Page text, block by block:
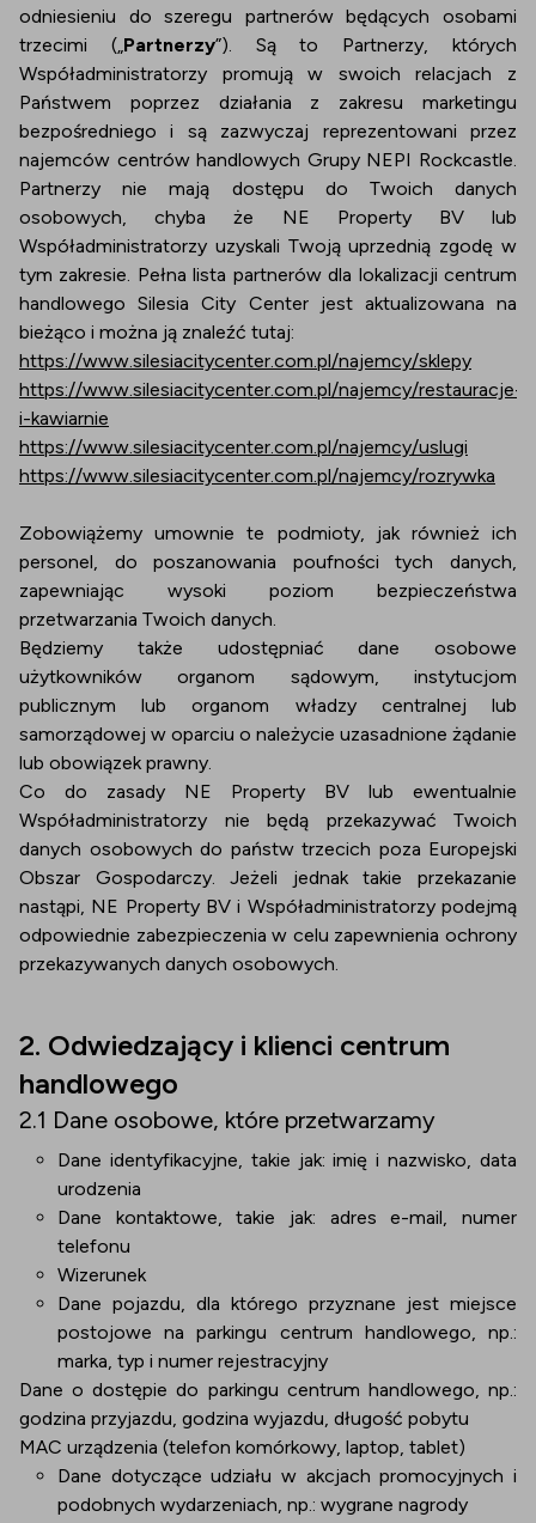
odniesieniu do szeregu partnerów będących osobami
trzecimi („Partnerzy”). Są to Partnerzy, których
Współadministratorzy promują w swoich relacjach z
Państwem poprzez działania z zakresu marketingu
bezpośredniego i są zazwyczaj reprezentowani przez
najemców centrów handlowych Grupy NEPI Rockcastle.
Partnerzy nie mają dostępu do Twoich danych
osobowych, chyba że NE Property BV lub
Współadministratorzy uzyskali Twoją uprzednią zgodę w
tym zakresie. Pełna lista partnerów dla lokalizacji centrum
handlowego Silesia City Center jest aktualizowana na
bieżąco i można ją znaleźć tutaj:
https://www.silesiacitycenter.com.pl/najemcy/sklepy
https://www.silesiacitycenter.com.pl/najemcy/restauracje-
i-kawiarnie
https://www.silesiacitycenter.com.pl/najemcy/uslugi
https://www.silesiacitycenter.com.pl/najemcy/rozrywka
Zobowiążemy umownie te podmioty, jak również ich
personel, do poszanowania poufności tych danych,
zapewniając wysoki poziom bezpieczeństwa
przetwarzania Twoich danych.
Będziemy także udostępniać dane osobowe
użytkowników organom sądowym, instytucjom
publicznym lub organom władzy centralnej lub
samorządowej w oparciu o należycie uzasadnione żądanie
lub obowiązek prawny.
Co do zasady NE Property BV lub ewentualnie
Współadministratorzy nie będą przekazywać Twoich
danych osobowych do państw trzecich poza Europejski
Obszar Gospodarczy. Jeżeli jednak takie przekazanie
nastąpi, NE Property BV i Współadministratorzy podejmą
odpowiednie zabezpieczenia w celu zapewnienia ochrony
przekazywanych danych osobowych.
2. Odwiedzający i klienci centrum
handlowego
2.1 Dane osobowe, które przetwarzamy
Dane identyfikacyjne, takie jak: imię i nazwisko, data
urodzenia
Dane kontaktowe, takie jak: adres e-mail, numer
telefonu
Wizerunek
Dane pojazdu, dla którego przyznane jest miejsce
postojowe na parkingu centrum handlowego, np.:
marka, typ i numer rejestracyjny
Dane o dostępie do parkingu centrum handlowego, np.:
godzina przyjazdu, godzina wyjazdu, długość pobytu
MAC urządzenia (telefon komórkowy, laptop, tablet)
Dane dotyczące udziału w akcjach promocyjnych i
podobnych wydarzeniach, np.: wygrane nagrody